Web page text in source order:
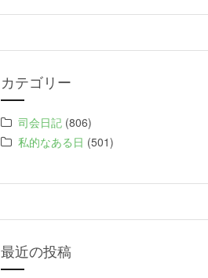
カテゴリー
司会日記 (806)
私的なある日 (501)
最近の投稿